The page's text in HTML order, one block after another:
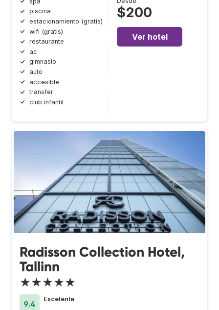
piscina
estacionamiento (gratis)
wifi (gratis)
restaurante
ac
gimnasio
auto
accesible
transfer
club infantil
$200
Ver hotel
Radisson Collection Hotel,
Tallinn
★★★★★
9.4
Excelente